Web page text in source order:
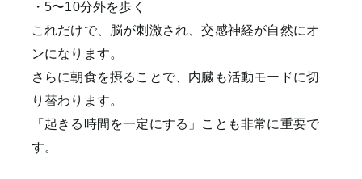
・5〜10分外を歩く
これだけで、脳が刺激され、交感神経が自然にオ
ンになります。
さらに朝食を摂ることで、内臓も活動モードに切
り替わります。
「起きる時間を一定にする」ことも非常に重要で
す。